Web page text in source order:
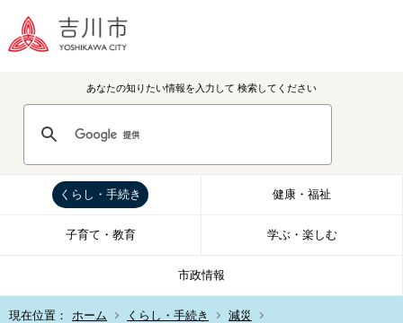
あなたの知りたい情報を入力して 検索してください
くらし・手続き 健康・福祉
子育て・教育 学ぶ・楽しむ
市政情報
現在位置： ホーム くらし・手続き
減災